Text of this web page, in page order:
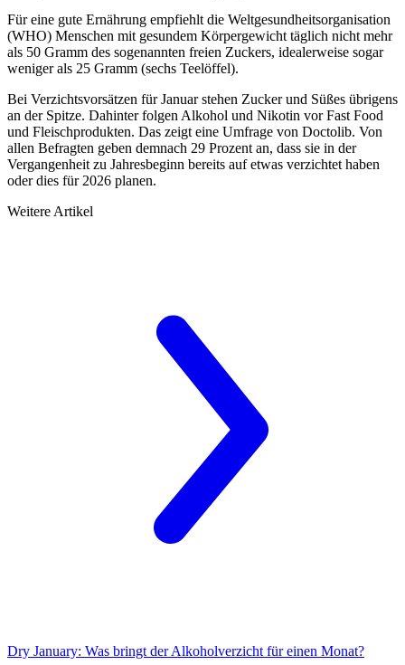
Für eine gute Ernährung empfiehlt die Weltgesundheitsorganisation
(WHO) Menschen mit gesundem Körpergewicht täglich nicht mehr
als 50 Gramm des sogenannten freien Zuckers, idealerweise sogar
weniger als 25 Gramm (sechs Teelöffel).
Bei Verzichtsvorsätzen für Januar stehen Zucker und Süßes übrigens
an der Spitze. Dahinter folgen Alkohol und Nikotin vor Fast Food
und Fleischprodukten. Das zeigt eine Umfrage von Doctolib. Von
allen Befragten geben demnach 29 Prozent an, dass sie in der
Vergangenheit zu Jahresbeginn bereits auf etwas verzichtet haben
oder dies für 2026 planen.
Weitere Artikel
Dry January: Was bringt der Alkoholverzicht für einen Monat?